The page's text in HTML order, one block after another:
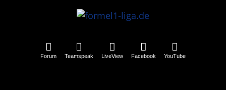
Forum Teamspeak LiveView Facebook YouTube